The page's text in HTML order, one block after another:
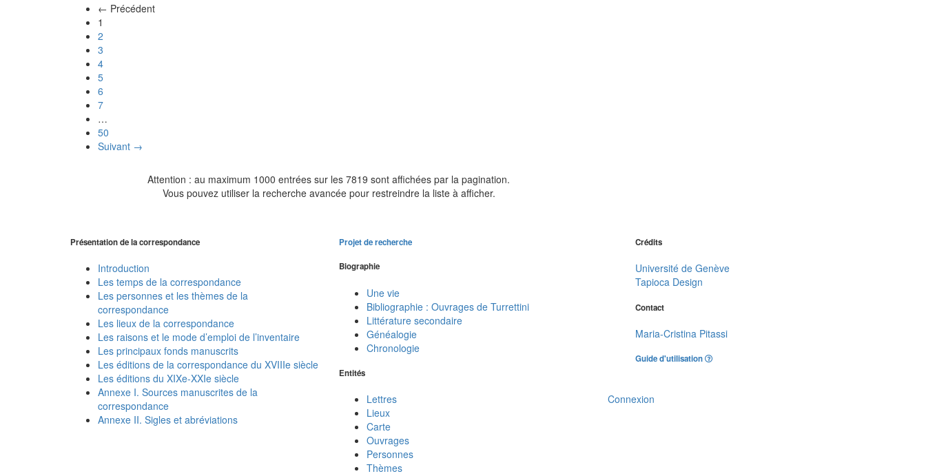
← Précédent
1
2
3
4
5
6
7
…
50
Suivant →
Attention : au maximum 1000 entrées sur les 7819 sont affichées par la pagination.
Vous pouvez utiliser la recherche avancée pour restreindre la liste à afficher.
Présentation de la correspondance
Introduction
Les temps de la correspondance
Les personnes et les thèmes de la
correspondance
Les lieux de la correspondance
Les raisons et le mode d’emploi de l’inventaire
Les principaux fonds manuscrits
Les éditions de la correspondance du XVIIIe siècle
Les éditions du XIXe-XXIe siècle
Annexe I. Sources manuscrites de la
correspondance
Annexe II. Sigles et abréviations
Projet de recherche
Biographie
Une vie
Bibliographie : Ouvrages de Turrettini
Littérature secondaire
Généalogie
Chronologie
Entités
Lettres
Lieux
Carte
Ouvrages
Personnes
Thèmes
Crédits
Université de Genève
Tapioca Design
Contact
Maria-Cristina Pitassi
Guide d'utilisation
Connexion